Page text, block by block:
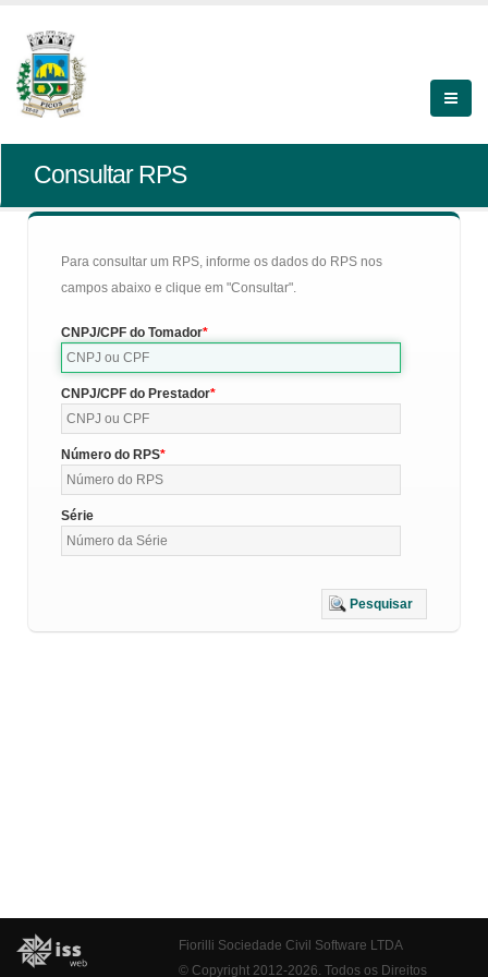
Consultar RPS
Para consultar um RPS, informe os dados do RPS nos
campos abaixo e clique em "Consultar".
CNPJ/CPF do Tomador
CNPJ/CPF do Prestador
Número do RPS
Série
Pesquisar
Fiorilli Sociedade Civil Software LTDA
© Copyright 2012-2026. Todos os Direitos